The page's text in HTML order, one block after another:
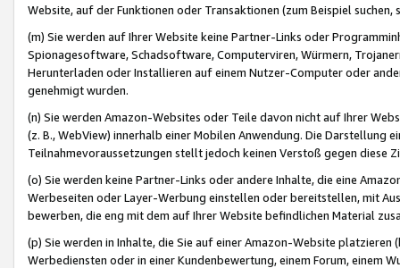
Website, auf der Funktionen oder Transaktionen (zum Beispiel
(m) Sie werden auf Ihrer Website keine Partner-Links oder
Spionagesoftware, Schadsoftware, Computerviren, Würmern,
Herunterladen oder Installieren auf einem Nutzer-Computer oder
genehmigt wurden.
(n) Sie werden Amazon-Websites oder Teile davon nicht auf Ihrer
(z. B., WebView) innerhalb einer Mobilen Anwendung. Die Darstellung
Teilnahmevoraussetzungen stellt jedoch keinen Verstoß gegen diese
(o) Sie werden keine Partner-Links oder andere Inhalte, die eine
Werbeseiten oder Layer-Werbung einstellen oder bereitstellen, mit
bewerben, die eng mit dem auf Ihrer Website befindlichen Material
(p) Sie werden in Inhalte, die Sie auf einer Amazon-Website
Werbediensten oder in einer Kundenbewertung, einem Forum, einem